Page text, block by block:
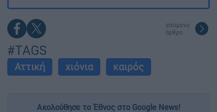
επόμενο
άρθρο
#TAGS
Αττική χιόνια καιρός
Ακολούθησε το Έθνος στο Google News!